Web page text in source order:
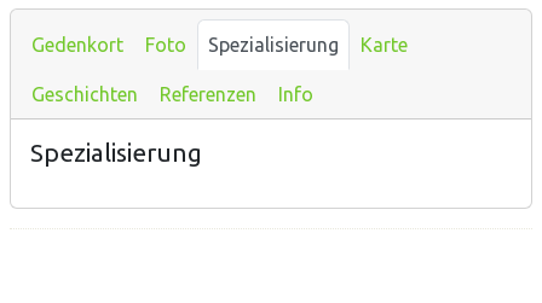
Gedenkort Foto Spezialisierung Karte
Geschichten Referenzen Info
Spezialisierung